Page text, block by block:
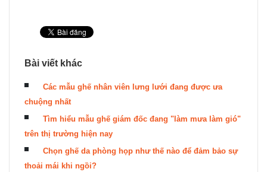
Bài viết khác
Các mẫu ghế nhân viên lưng lưới đang được ưa
chuộng nhất
Tìm hiểu mẫu ghế giám đốc đang "làm mưa làm gió"
trên thị trường hiện nay
Chọn ghế da phòng họp như thế nào để đảm bảo sự
thoải mái khi ngồi?